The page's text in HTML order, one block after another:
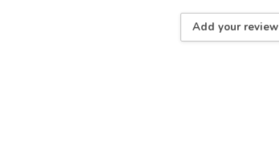
Add your review